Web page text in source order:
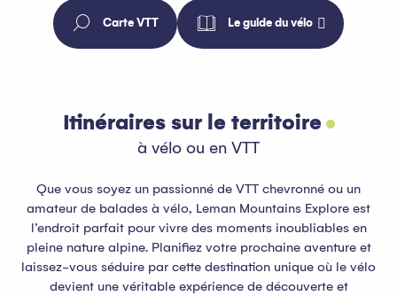
Carte VTT Le guide du vélo
Itinéraires sur le territoire
à vélo ou en VTT
Que vous soyez un passionné de VTT chevronné ou un
amateur de balades à vélo, Leman Mountains Explore est
l’endroit parfait pour vivre des moments inoubliables en
pleine nature alpine. Planifiez votre prochaine aventure et
laissez-vous séduire par cette destination unique où le vélo
devient une véritable expérience de découverte et